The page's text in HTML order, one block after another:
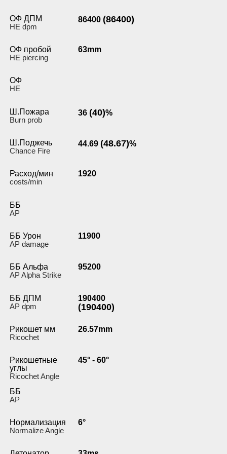
ОФ ДПМ
HE dpm
86400 (86400)
ОФ пробой
HE piercing
63mm
ОФ
HE
Ш.Пожара
Burn prob
36 (40)%
Ш.Поджечь
Chance Fire
44.69 (48.67)%
Расход/мин
costs/min
1920
ББ
AP
ББ Урон
AP damage
11900
ББ Альфа
AP Alpha Strike
95200
ББ ДПМ
AP dpm
190400
(190400)
Рикошет мм
Ricochet
26.57mm
Рикошетные
углы
Ricochet Angle
45° - 60°
ББ
AP
Нормализация
Normalize Angle
6°